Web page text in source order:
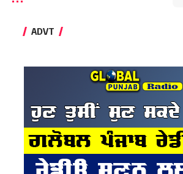
ADVT